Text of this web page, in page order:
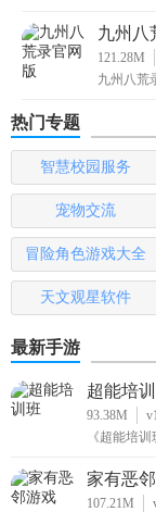
3、精彩纷呈的游
4、反差感极强的
九州八
121.28M
九州八荒
热门专题
智慧校园服务
宠物交流
冒险角色游戏大全
天文观星软件
最新手游
超能培
93.38M
《超能培
家有恶
107.21M